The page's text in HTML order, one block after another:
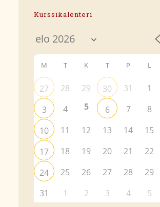
Kurssikalenteri
M T K T P L
27 28 29 30 31 1
3
4 5 6 7 8
10
11 12 13 14 15
17
18 19 20 21 22
24
25 26 27 28 29
31
1 2 3 4 5